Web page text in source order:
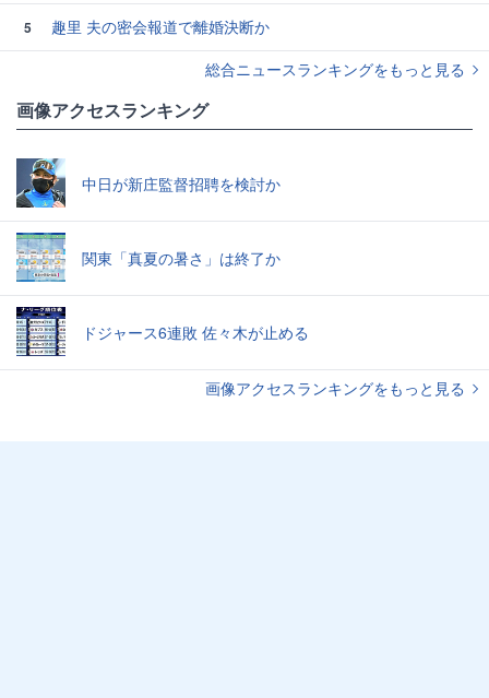
5
趣里 夫の密会報道で離婚決断か
総合ニュースランキングをもっと見る
画像アクセスランキング
中日が新庄監督招聘を検討か
関東「真夏の暑さ」は終了か
ドジャース6連敗 佐々木が止める
画像アクセスランキングをもっと見る